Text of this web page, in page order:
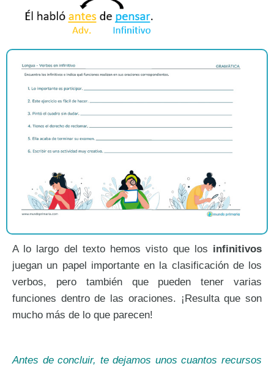
A lo largo del texto hemos visto que los infinitivos
juegan un papel importante en la clasificación de los
verbos, pero también que pueden tener varias
funciones dentro de las oraciones. ¡Resulta que son
mucho más de lo que parecen!
Antes de concluir, te dejamos unos cuantos recursos